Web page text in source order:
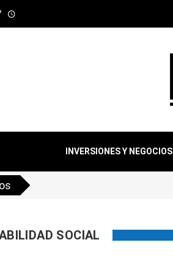
INVERSIONES Y NEGOCIOS
SOCIAL